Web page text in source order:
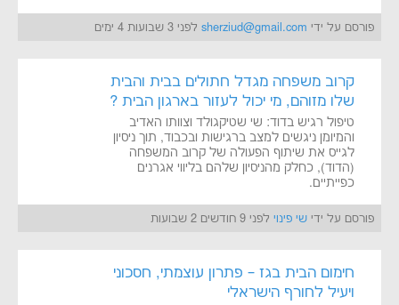
פורסם על ידי sherziud@gmail.com לפני 3 שבועות 4 ימים
קרוב משפחה מגדל חתולים בבית והבית
שלו מזוהם, מי יכול לעזור בארגון הבית ?
טיפול רגיש בדוד: שי שטיקגולד וצוותו האדיב
והמיומן ניגשים למצב ברגישות ובכבוד, תוך ניסיון
לגייס את שיתוף הפעולה של קרוב המשפחה
(הדוד), כחלק מהניסיון שלהם בליווי אגרנים
כפייתיים.
פורסם על ידי שי פינוי לפני 9 חודשים 2 שבועות
חימום הבית בגז – פתרון עוצמתי, חסכוני
ויעיל לחורף הישראלי